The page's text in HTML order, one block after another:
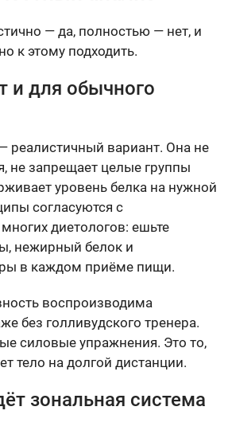
— да, полностью — нет, и
к этому подходить.
и для обычного
реалистичный вариант. Она не
не запрещает целые группы
уровень белка на нужной
согласуются с
диетологов: ешьте
нежирный белок и
в каждом приёме пищи.
воспроизводима
без голливудского тренера.
силовые упражнения. Это то,
тело на долгой дистанции.
зональная система